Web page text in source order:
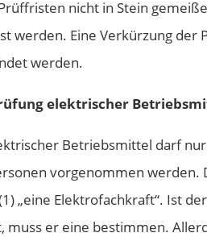
nicht in Stein
werden. Eine Verkürzung
werden.
elektrischer
Betriebsmittel darf
vorgenommen werden.
„eine Elektrofachkraft“. Ist
muss er eine bestimmen.